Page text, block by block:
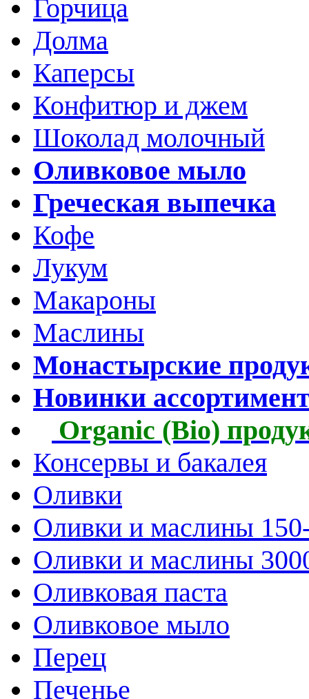
Горчица
Долма
Каперсы
Конфитюр и джем
Шоколад молочный
Оливковое мыло
Греческая выпечка
Кофе
Лукум
Макароны
Маслины
Монастырские
Новинки
Organic (Bio)
Консервы и бакалея
Оливки
Оливки и маслины
Оливки и маслины
Оливковая паста
Оливковое мыло
Перец
Печенье